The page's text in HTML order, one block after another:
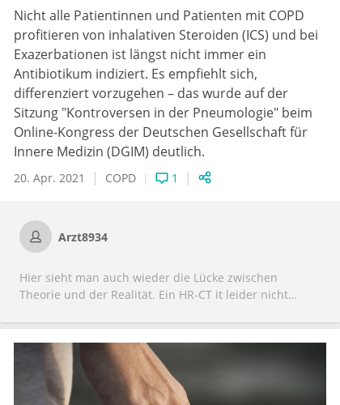
Nicht alle Patientinnen und Patienten mit COPD
profitieren von inhalativen Steroiden (ICS) und bei
Exazerbationen ist längst nicht immer ein
Antibiotikum indiziert. Es empfiehlt sich,
differenziert vorzugehen – das wurde auf der
Sitzung "Kontroversen in der Pneumologie" beim
Online-Kongress der Deutschen Gesellschaft für
Innere Medizin (DGIM) deutlich.
20. Apr. 2021 COPD 1
Arzt8934
Hier sieht man auch wieder die Lücke zwischen
Theorie und der Realität. Ein HR-CT it leider nicht
Versorgung mit Röntgenaufnahmen und Spirometrie
sowie dem klinischen Befund orientieren. Dafür tut
sich langsam aber stetig etwas in Sachen
Antibiotikatherapie und einige der neuen Makrolide
sind wesentlich besser verträglich und applizierbar als